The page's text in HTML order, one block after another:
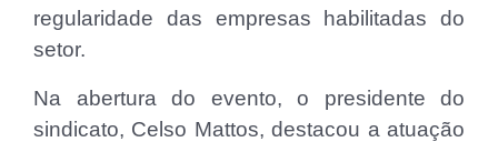
regularidade das empresas habilitadas do
setor.
Na abertura do evento, o presidente do
sindicato, Celso Mattos, destacou a atuação